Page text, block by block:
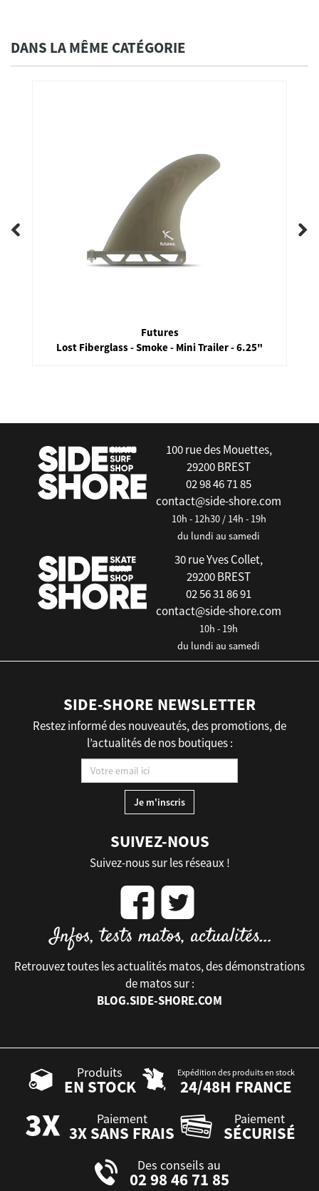
DANS LA MÊME CATÉGORIE
Futures
Lost Fiberglass - Smoke - Mini Trailer - 6.25"
100 rue des Mouettes,
29200 BREST
02 98 46 71 85
contact@side-shore.com
10h - 12h30 / 14h - 19h
du lundi au samedi
30 rue Yves Collet,
29200 BREST
02 56 31 86 91
contact@side-shore.com
10h - 19h
du lundi au samedi
SIDE-SHORE NEWSLETTER
Restez informé des nouveautés, des promotions, de
l’actualités de nos boutiques :
SUIVEZ-NOUS
Suivez-nous sur les réseaux !
Retrouvez toutes les actualités matos, des démonstrations
de matos sur :
BLOG.SIDE-SHORE.COM
Produits
EN STOCK
Expédition des produits en stock
24/48H FRANCE
Paiement
3X SANS FRAIS
Paiement
SÉCURISÉ
Des conseils au
02 98 46 71 85